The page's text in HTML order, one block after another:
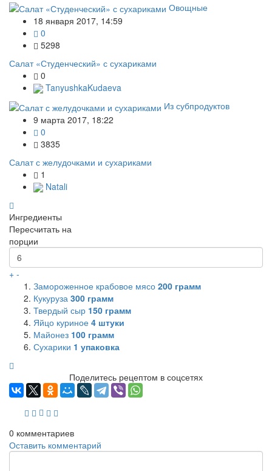
Овощные
18 января 2017, 14:59
0
5298
Салат «Студенческий» с сухариками
0
TanyushkaKudaeva
Из субпродуктов
9 марта 2017, 18:22
0
3835
Салат с желудочками и сухариками
1
Natali
Ингредиенты
Пересчитать на
порции
+ -
Замороженное крабовое мясо 200 грамм
Кукуруза 300 грамм
Твердый сыр 150 грамм
Яйцо куриное 4 штуки
Майонез 100 грамм
Сухарики 1 упаковка
Поделитесь рецептом в соцсетях
0 комментариев
Оставить комментарий